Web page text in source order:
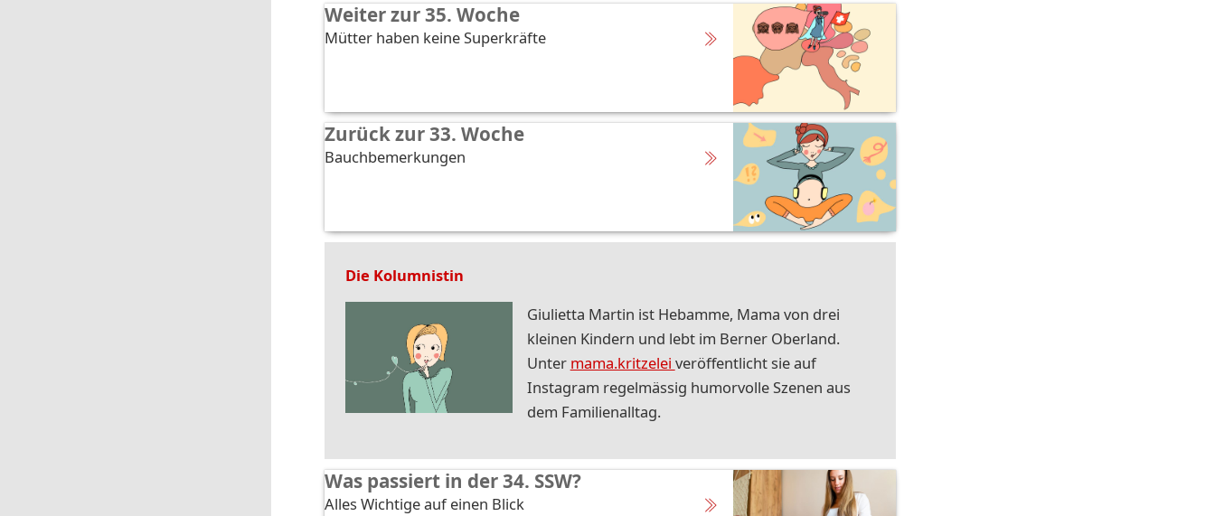
Weiter zur 35. Woche
Mütter haben keine Superkräfte
Zurück zur 33. Woche
Bauchbemerkungen
Die Kolumnistin
Giulietta Martin ist Hebamme, Mama von drei
kleinen Kindern und lebt im Berner Oberland.
Unter mama.kritzelei veröffentlicht sie auf
Instagram regelmässig humorvolle Szenen aus
dem Familienalltag.
Was passiert in der 34. SSW?
Alles Wichtige auf einen Blick